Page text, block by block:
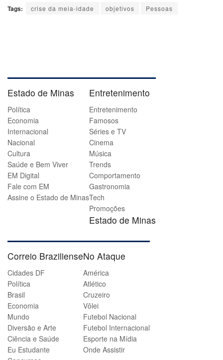
Tags: crise da meia-idade objetivos Pessoas
Estado de Minas
Política
Economia
Internacional
Nacional
Cultura
Saúde e Bem Viver
EM Digital
Fale com EM
Assine o Estado de Minas
Entretenimento
Entretenimento
Famosos
Séries e TV
Cinema
Música
Trends
Comportamento
Gastronomia
Tech
Promoções
Estado de Minas
Correio Braziliense
Cidades DF
Política
Brasil
Economia
Mundo
Diversão e Arte
Ciência e Saúde
Eu Estudante
No Ataque
América
Atlético
Cruzeiro
Vôlei
Futebol Nacional
Futebol Internacional
Esporte na Mídia
Onde Assistir